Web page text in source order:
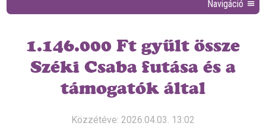
Navigáció
1.146.000 Ft gyűlt össze
Széki Csaba futása és a
támogatók által
Közzétéve: 2026.04.03. 13:02